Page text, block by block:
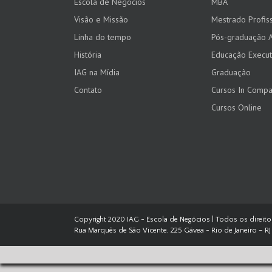
Visão e Missão
Linha do tempo
História
IAG na Mídia
Contato
Mestrado
Pós-graduação
Educação
Graduação
Cursos In
Cursos Online
Copyright 2020 IAG - Escola de Negócios | Todos os
Rua Marquês de São Vicente, 225 Gávea - Rio de Janeiro –